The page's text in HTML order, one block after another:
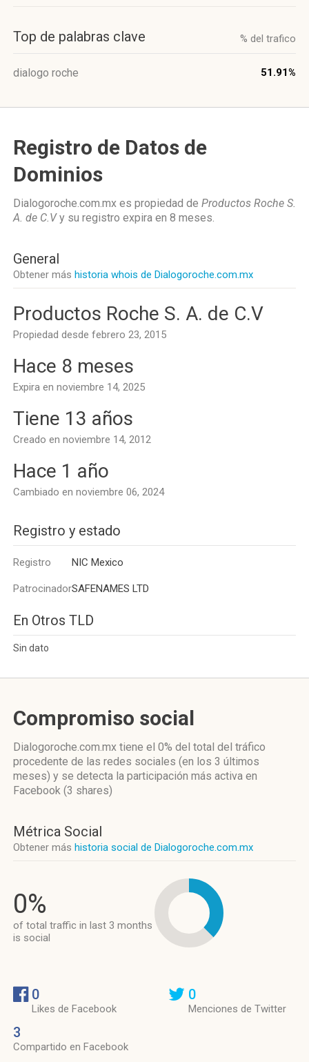
Top de palabras clave % del trafico
dialogo roche 51.91%
Registro de Datos de
Dominios
Dialogoroche.com.mx es propiedad de Productos Roche S.
A. de C.Vy su registro expira en 8 meses.
General
Obtener más historia whois de Dialogoroche.com.mx
Productos Roche S. A. de C.V
Propiedad desde febrero 23, 2015
Hace 8 meses
Expira en noviembre 14, 2025
Tiene 13 años
Creado en noviembre 14, 2012
Hace 1 año
Cambiado en noviembre 06, 2024
Registro y estado
Registro NIC Mexico
PatrocinadorSAFENAMES LTD
En Otros TLD
Sin dato
Compromiso social
Dialogoroche.com.mx tiene el 0% del total del tráfico
procedente de las redes sociales (en los 3 últimos
meses) y se detecta la participación más activa en
Facebook (3 shares)
Métrica Social
Obtener más historia social de Dialogoroche.com.mx
0%
of total traffic in last 3 months
is social
0
Likes de Facebook
3
Compartido en Facebook
0
Menciones de Twitter